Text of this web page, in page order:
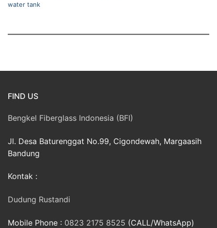
water tank
FIND US
Bengkel Fiberglass Indonesia (BFI)
Jl. Desa Baturenggat No.99, Cigondewah, Margaasih
Bandung
Kontak :
Dudung Rustandi
Mobile Phone : 0823 2175 8525 (CALL/WhatsApp)